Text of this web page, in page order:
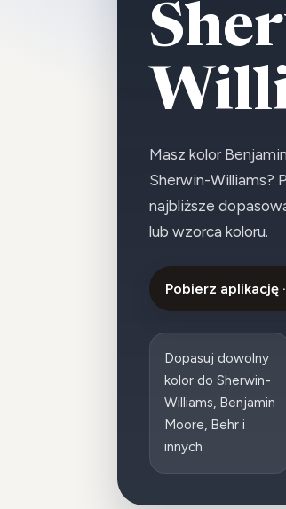
Masz kolor
Sherwin-Williams?
najbliższe
lub wzorca koloru.
Pobierz aplikację
Dopasuj dowolny
kolor do Sherwin-
Williams, Benjamin
Moore, Behr i
innych